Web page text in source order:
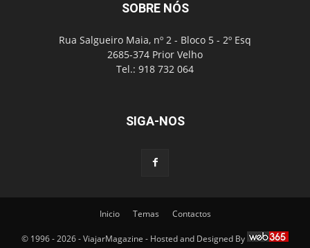
SOBRE NÓS
Rua Salgueiro Maia, nº 2 - Bloco 5 - 2º Esq
2685-374 Prior Velho
Tel.: 918 732 064
SIGA-NOS
Inicio Temas Contactos
© 1996 - 2026 - ViajarMagazine - Hosted and Designed By